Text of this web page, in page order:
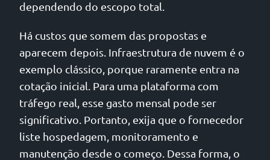
dependendo do escopo total.
Há custos que somem das propostas e
aparecem depois. Infraestrutura de nuvem é o
exemplo clássico, porque raramente entra na
cotação inicial. Para uma plataforma com
tráfego real, esse gasto mensal pode ser
significativo. Portanto, exija que o fornecedor
liste hospedagem, monitoramento e
manutenção desde o começo. Dessa forma, o